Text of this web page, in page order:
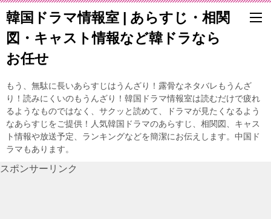
韓国ドラマ情報室 | あらすじ・相関
図・キャスト情報など韓ドラなら
お任せ
もう、無駄に長いあらすじはうんざり！露骨なネタバレもうんざ
り！読みにくいのもうんざり！韓国ドラマ情報室は読むだけで疲れ
るようなものではなく、サクッと読めて、ドラマが見たくなるよう
なあらすじをご提供！人気韓国ドラマのあらすじ、相関図、キャス
ト情報や放送予定、ランキングなどを簡潔にお伝えします。中国ド
ラマもあります。
スポンサーリンク